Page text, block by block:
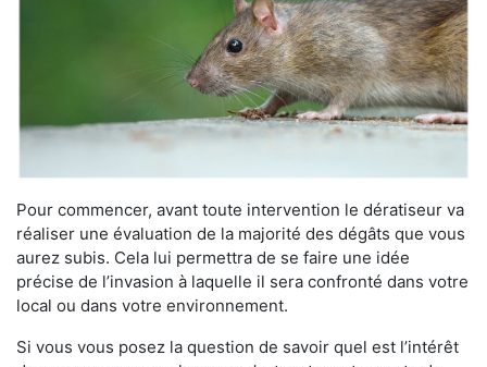
Pour commencer, avant toute intervention le dératiseur va
réaliser une évaluation de la majorité des dégâts que vous
aurez subis. Cela lui permettra de se faire une idée
précise de l’invasion à laquelle il sera confronté dans votre
local ou dans votre environnement.
Si vous vous posez la question de savoir quel est l’intérêt